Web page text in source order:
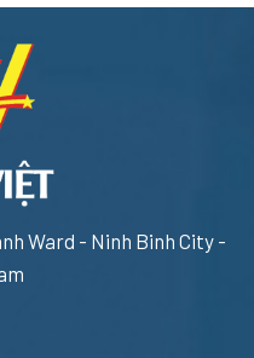
Ward - Ninh Binh City -